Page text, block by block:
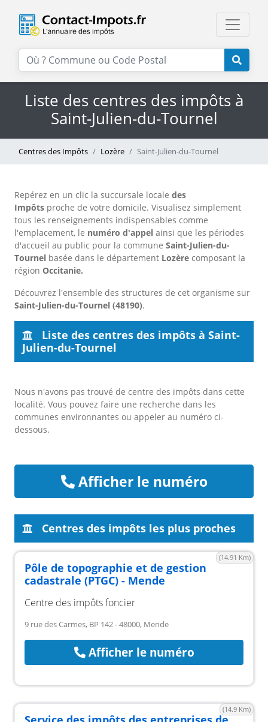
Liste des centres des impôts à
Saint-Julien-du-Tournel
Centres des Impôts Lozère Saint-Julien-du-Tournel
Repérez en un clic la succursale locale des
Impôts proche de votre domicile. Visualisez simplement
tous les renseignements indispensables comme
l'emplacement, le numéro d'appel ainsi que les périodes
d'accueil au public pour la commune Saint-Julien-du-
Tournel basée dans le département Lozère composant la
région Occitanie.
Découvrez l'ensemble des structures de cet organisme sur
Saint-Julien-du-Tournel (48190).
Liste des centres des impôts à Saint-
Julien-du-Tournel
Nous n'avons pas trouvé de centre des impôts dans cette
localité. Vous pouvez faire une recherche dans les
communes environnantes ou appeler au numéro ci-
dessous.
Afficher le numéro
Centres des impôts les plus proches
(14.91 Km)
Pôle de topographie et de gestion
cadastrale (PTGC) - Mende
Centre des impôts foncier
9 rue des Carmes, BP 142 - 48000, Mende
Afficher le numéro
(14.9 Km)